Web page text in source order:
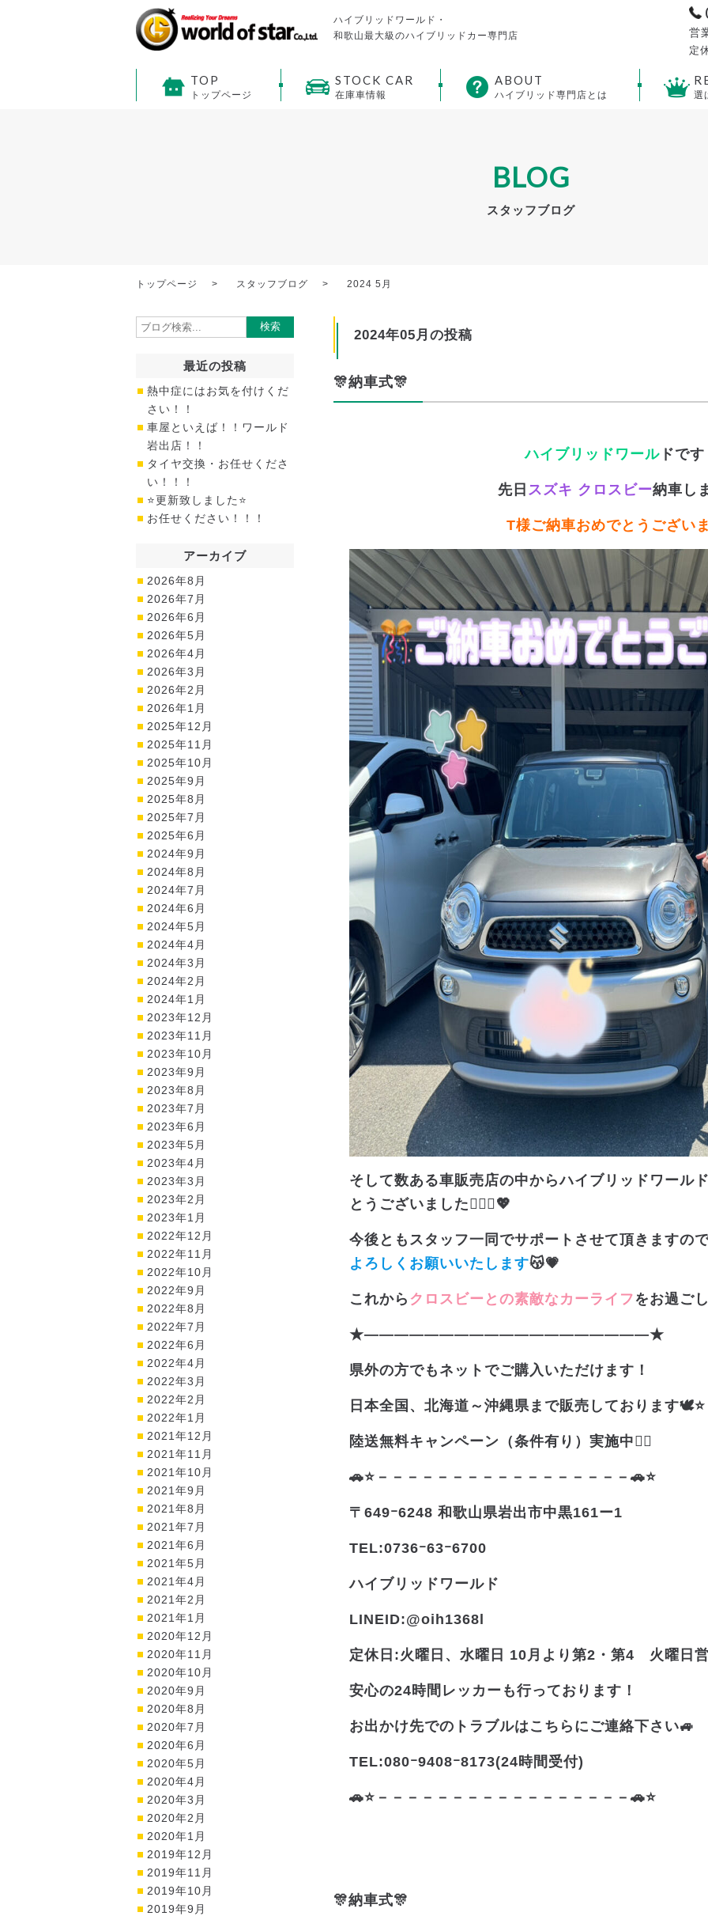
ハイブリッドワールド・
和歌山最大級のハイブリッドカー専門店
営
定
TOP
トップページ
STOCK CAR
在庫車情報
ABOUT
ハイブリッド専門店とは 選
BLOG
スタッフブログ
トップページ スタッフブログ 2024 5月
2024年05月の投稿
🎊納車式🎊
ハイブリッドワール ドで
先日 スズキ クロスビー納車し
T様ご納車おめでとうござい
そして数ある車販売店の中からハイブリッドワール
とうございました🙇🏻‍♀️💖
今後ともスタッフ一同でサポートさせて頂きますの
よろしくお願いいたします😽💗
これから クロスビーとの素敵なカーライフ をお過ご
★———————————————————★
県外の方でもネットでご購入いただけます！
日本全国、北海道～沖縄県まで販売しております🕊️⭐
陸送無料キャンペーン（条件有り）実施中❤️‍🔥
🚗⭐－－－－－－－－－－－－－－－－－🚗⭐
〒649ｰ6248 和歌山県岩出市中黒161ー1
TEL:0736ｰ63ｰ6700
ハイブリッドワールド
LINEID:@oih1368l
定休日:火曜日、水曜日 10月より第2・第4 火曜日
安心の24時間レッカーも行っております！
お出かけ先でのトラブルはこちらにご連絡下さい🚙
TEL:080ｰ9408ｰ8173(24時間受付)
🚗⭐－－－－－－－－－－－－－－－－－🚗⭐
🎊納車式🎊
最近の投稿
熱中症にはお気を付けくだ
さい！！
車屋といえば！！ワールド
岩出店！！
タイヤ交換・お任せくださ
い！！！
⭐更新致しました⭐
お任せください！！！
アーカイブ
2026年8月
2026年7月
2026年6月
2026年5月
2026年4月
2026年3月
2026年2月
2026年1月
2025年12月
2025年11月
2025年10月
2025年9月
2025年8月
2025年7月
2025年6月
2024年9月
2024年8月
2024年7月
2024年6月
2024年5月
2024年4月
2024年3月
2024年2月
2024年1月
2023年12月
2023年11月
2023年10月
2023年9月
2023年8月
2023年7月
2023年6月
2023年5月
2023年4月
2023年3月
2023年2月
2023年1月
2022年12月
2022年11月
2022年10月
2022年9月
2022年8月
2022年7月
2022年6月
2022年4月
2022年3月
2022年2月
2022年1月
2021年12月
2021年11月
2021年10月
2021年9月
2021年8月
2021年7月
2021年6月
2021年5月
2021年4月
2021年2月
2021年1月
2020年12月
2020年11月
2020年10月
2020年9月
2020年8月
2020年7月
2020年6月
2020年5月
2020年4月
2020年3月
2020年2月
2020年1月
2019年12月
2019年11月
2019年10月
2019年9月